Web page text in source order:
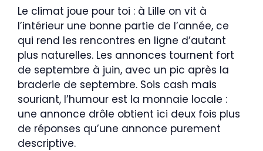
Le climat joue pour toi : à Lille on vit à
l’intérieur une bonne partie de l’année, ce
qui rend les rencontres en ligne d’autant
plus naturelles. Les annonces tournent fort
de septembre à juin, avec un pic après la
braderie de septembre. Sois cash mais
souriant, l’humour est la monnaie locale :
une annonce drôle obtient ici deux fois plus
de réponses qu’une annonce purement
descriptive.